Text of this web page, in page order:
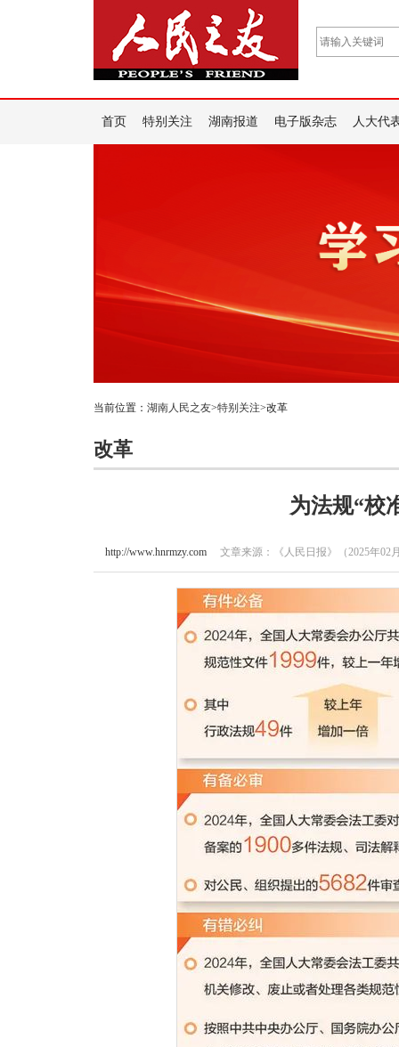
首页 特别关注 湖南报道 电子版杂志 人大代
当前位置： 湖南人民之友>特别关注>改革
改革
为法规“校
http://www.hnrmzy.com 文章来源：《人民日报》（2025年